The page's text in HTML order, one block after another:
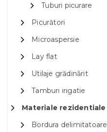
Tuburi picurare
Picurători
Microaspersie
Lay flat
Utilaje grădinărit
Tamburi irigatie
Materiale rezidentiale
Bordura delimitatoare